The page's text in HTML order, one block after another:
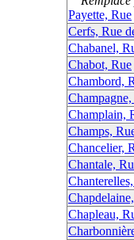
Payette, Rue
Cerfs, Rue
Chabanel,
Chabot, Rue
Chambord,
Champlain,
Champs,
Chancelier,
Chantale,
Chapleau,